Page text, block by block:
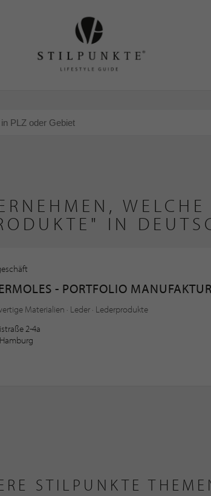
IN
- PORTFOLIO
Materialien · Leder · Lederprodukte
2-4a
STILPUNKTE